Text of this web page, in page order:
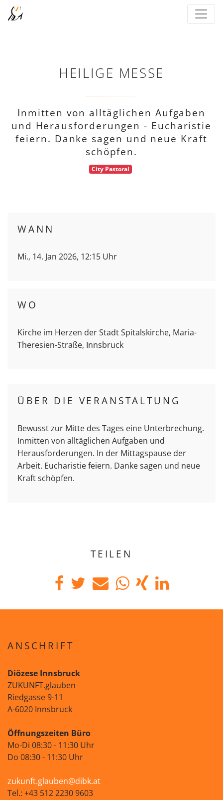
HEILIGE MESSE
Inmitten von alltäglichen Aufgaben
und Herausforderungen - Eucharistie
feiern. Danke sagen und neue Kraft
schöpfen.
City Pastoral
WANN
Mi., 14. Jan 2026, 12:15 Uhr
WO
Kirche im Herzen der Stadt Spitalskirche, Maria-
Theresien-Straße, Innsbruck
ÜBER DIE VERANSTALTUNG
Bewusst zur Mitte des Tages eine Unterbrechung.
Inmitten von alltäglichen Aufgaben und
Herausforderungen. In der Mittagspause der
Arbeit. Eucharistie feiern. Danke sagen und neue
Kraft schöpfen.
TEILEN
ANSCHRIFT
Diözese Innsbruck
ZUKUNFT.glauben
Riedgasse 9-11
A-6020 Innsbruck
Öffnungszeiten Büro
Mo-Di 08:30 - 11:30 Uhr
Do 08:30 - 11:30 Uhr
zukunft.glauben@dibk.at
Tel.: +43 512 2230 9603